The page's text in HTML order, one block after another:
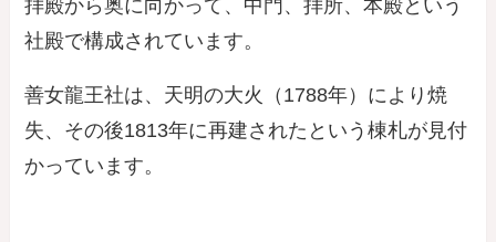
拝殿から奥に向かって、中門、拝所、本殿という
社殿で構成されています。
善女龍王社は、天明の大火（1788年）により焼
失、その後1813年に再建されたという棟札が見付
かっています。